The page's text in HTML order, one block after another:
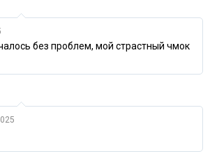
без проблем, мой страстный чмок